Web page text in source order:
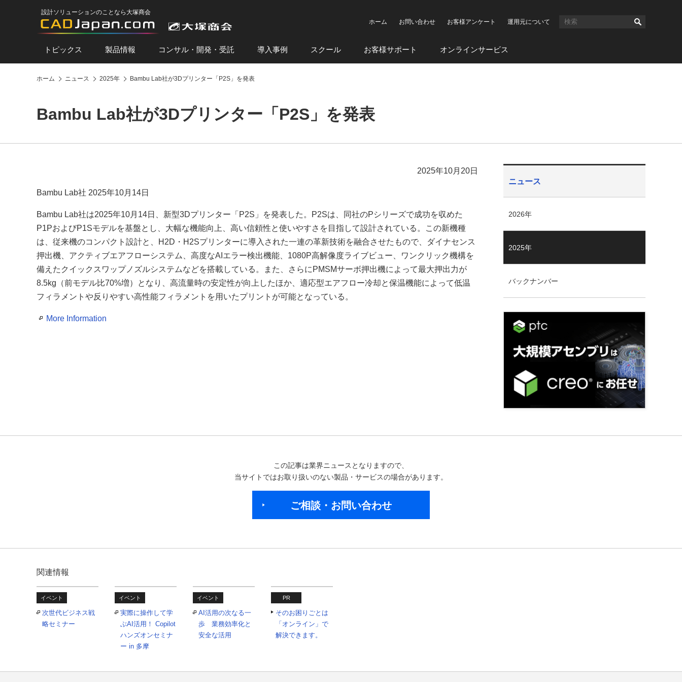
設計ソリューションのことなら大塚商会
ホーム
お問い合わせ お客様アンケート 運用元について
トピックス 製品情報 コンサル・開発・受託 導入事例 スクール お客様サポート オンラインサービス
ホーム ニュース 2025年 Bambu Lab社が3Dプリンター「P2S」を発表
Bambu Lab社が3Dプリンター「P2S」を発表
2025年10月20日
Bambu Lab社 2025年10月14日
Bambu Lab社は2025年10月14日、新型3Dプリンター「P2S」を発表した。P2Sは、同社のPシリーズで成功を収めた
P1PおよびP1Sモデルを基盤とし、大幅な機能向上、高い信頼性と使いやすさを目指して設計されている。この新機種
は、従来機のコンパクト設計と、H2D・H2Sプリンターに導入された一連の革新技術を融合させたもので、ダイナセンス
押出機、アクティブエアフローシステム、高度なAIエラー検出機能、1080P高解像度ライブビュー、ワンクリック機構を
備えたクイックスワップノズルシステムなどを搭載している。また、さらにPMSMサーボ押出機によって最大押出力が
8.5kg（前モデル比70%増）となり、高流量時の安定性が向上したほか、適応型エアフロー冷却と保温機能によって低温
フィラメントや反りやすい高性能フィラメントを用いたプリントが可能となっている。
More Information
この記事は業界ニュースとなりますので、
当サイトではお取り扱いのない製品・サービスの場合があります。
ご相談・お問い合わせ
関連情報
イベント
次世代ビジネス戦
略セミナー
イベント
実際に操作して学
ぶAI活用！ Copilot
ハンズオンセミナ
ー in 多摩
イベント
AI活用の次なる一
歩 業務効率化と
安全な活用
PR
そのお困りごとは
「オンライン」で
解決できます。
ニュース
2026年
2025年
バックナンバー